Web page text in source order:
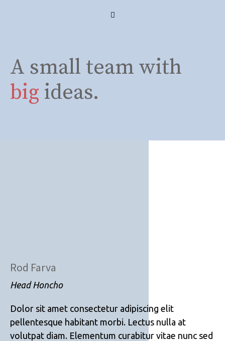
A small team with
big ideas.
Rod Farva
Head Honcho
Dolor sit amet consectetur adipiscing elit
pellentesque habitant morbi. Lectus nulla at
volutpat diam. Elementum curabitur vitae nunc sed